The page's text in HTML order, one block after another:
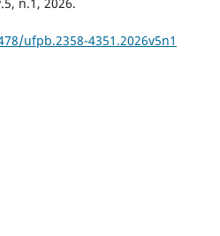
ufpb.2358-4351.2026v5n1